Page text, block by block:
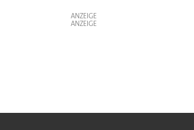
ANZEIGE
ANZEIGE